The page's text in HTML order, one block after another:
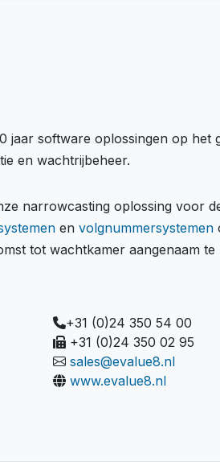
jaar software oplossingen op het
en wachtrijbeheer.
narrowcasting oplossing voor
en volgnummersystemen
tot wachtkamer aangenaam te
+31 (0)24 350 54 00
+31 (0)24 350 02 95
sales@evalue8.nl
www.evalue8.nl